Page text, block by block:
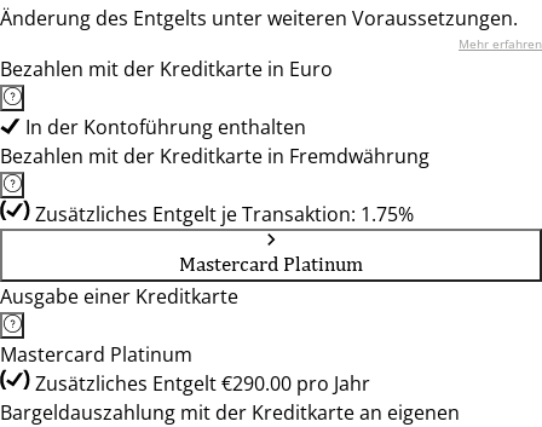
Änderung des Entgelts unter weiteren Voraussetzungen.
Mehr erfahren
Bezahlen mit der Kreditkarte in Euro
In der Kontoführung enthalten
Bezahlen mit der Kreditkarte in Fremdwährung
Zusätzliches Entgelt je Transaktion: 1.75%
Mastercard Platinum
Ausgabe einer Kreditkarte
Mastercard Platinum
Zusätzliches Entgelt €290.00 pro Jahr
Bargeldauszahlung mit der Kreditkarte an eigenen